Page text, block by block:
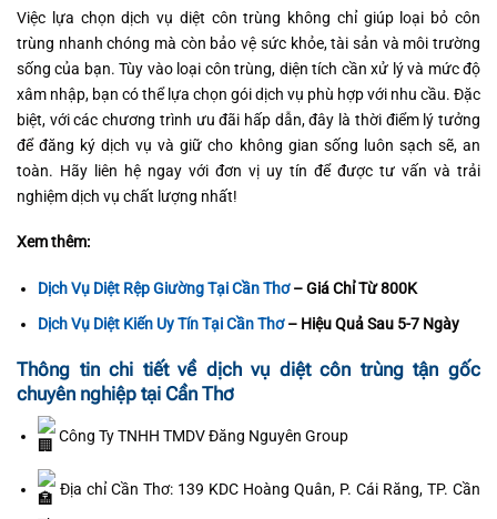
Việc lựa chọn dịch vụ diệt côn trùng không chỉ giúp loại bỏ côn
trùng nhanh chóng mà còn bảo vệ sức khỏe, tài sản và môi trường
sống của bạn. Tùy vào loại côn trùng, diện tích cần xử lý và mức độ
xâm nhập, bạn có thể lựa chọn gói dịch vụ phù hợp với nhu cầu. Đặc
biệt, với các chương trình ưu đãi hấp dẫn, đây là thời điểm lý tưởng
để đăng ký dịch vụ và giữ cho không gian sống luôn sạch sẽ, an
toàn. Hãy liên hệ ngay với đơn vị uy tín để được tư vấn và trải
nghiệm dịch vụ chất lượng nhất!
Xem thêm:
Dịch Vụ Diệt Rệp Giường Tại Cần Thơ– Giá Chỉ Từ 800K
Dịch Vụ Diệt Kiến Uy Tín Tại Cần Thơ– Hiệu Quả Sau 5-7 Ngày
Thông tin chi tiết về dịch vụ diệt côn trùng tận gốc
chuyên nghiệp tại Cần Thơ
Công Ty TNHH TMDV Đăng Nguyên Group
Địa chỉ Cần Thơ: 139 KDC Hoàng Quân, P. Cái Răng, TP. Cần